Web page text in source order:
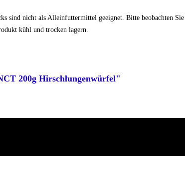
sind nicht als Alleinfuttermittel geeignet. Bitte beobachten
kühl und trocken lagern.
200g Hirschlungenwürfel"